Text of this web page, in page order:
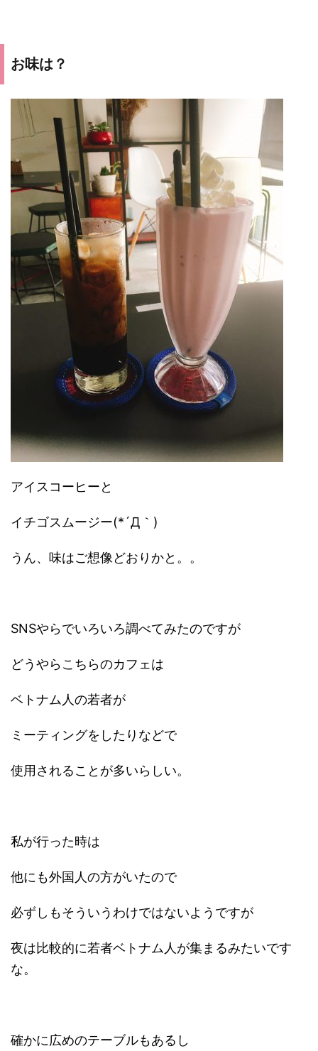
お味は？
アイスコーヒーと
イチゴスムージー(*´Д｀)
うん、味はご想像どおりかと。。
SNSやらでいろいろ調べてみたのですが
どうやらこちらのカフェは
ベトナム人の若者が
ミーティングをしたりなどで
使用されることが多いらしい。
私が行った時は
他にも外国人の方がいたので
必ずしもそういうわけではないようですが
夜は比較的に若者ベトナム人が集まるみたいです
な。
確かに広めのテーブルもあるし